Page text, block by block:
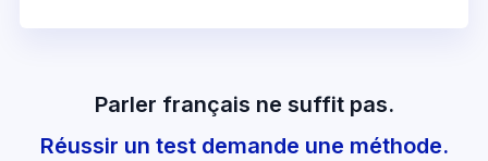
Parler français ne suffit pas.
Réussir un test demande une méthode.